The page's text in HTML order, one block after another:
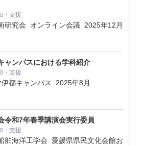
支援
研究会 オンライン会議 2025年12月
ャンパスにおける学科紹介
支援
都キャンパス 2025年8月
令和7年春季講演会実行委員
支援
舶海洋工学会 愛媛県県民文化会館お